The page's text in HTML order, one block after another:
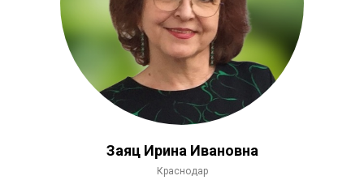
Заяц Ирина Ивановна
Краснодар